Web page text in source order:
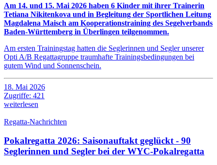
Am 14. und 15. Mai 2026 haben 6 Kinder mit ihrer Trainerin
Tetiana Nikitenkova und in Begleitung der Sportlichen Leitung
Magdalena Maisch am Kooperationstraining des Segelverbands
Baden-Württemberg in Überlingen teilgenommen.
Am ersten Trainingstag hatten die Seglerinnen und Segler unserer
Opti A/B Regattagruppe traumhafte Trainingsbedingungen bei
gutem Wind und Sonnenschein.
18. Mai 2026
Zugriffe: 421
weiterlesen
Regatta-Nachrichten
Pokalregatta 2026: Saisonauftakt geglückt - 90
Seglerinnen und Segler bei der WYC-Pokalregatta